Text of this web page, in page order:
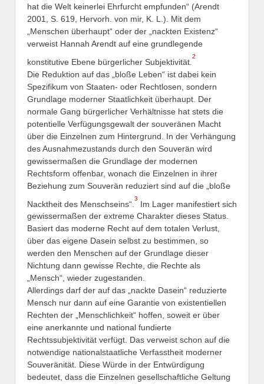
hat die Welt keinerlei Ehrfurcht empfunden“ (Arendt
2001, S. 619, Hervorh. von mir, K. L.). Mit dem
„Menschen überhaupt“ oder der „nackten Existenz“
verweist Hannah Arendt auf eine grundlegende
konstitutive Ebene bürgerlicher Subjektivität.
2
Die Reduktion auf das „bloße Leben“ ist dabei kein
Spezifikum von Staaten- oder Rechtlosen, sondern
Grundlage moderner Staatlichkeit überhaupt. Der
normale Gang bürgerlicher Verhältnisse hat stets die
potentielle Verfügungsgewalt der souveränen Macht
über die Einzelnen zum Hintergrund. In der Verhängung
des Ausnahmezustands durch den Souverän wird
gewissermaßen die Grundlage der modernen
Rechtsform offenbar, wonach die Einzelnen in ihrer
Beziehung zum Souverän reduziert sind auf die „bloße
Nacktheit des Menschseins“.
3
Im Lager manifestiert sich
gewissermaßen der extreme Charakter dieses Status.
Basiert das moderne Recht auf dem totalen Verlust,
über das eigene Dasein selbst zu bestimmen, so
werden den Menschen auf der Grundlage dieser
Nichtung dann gewisse Rechte, die Rechte als
„Mensch“, wieder zugestanden.
Allerdings darf der auf das „nackte Dasein“ reduzierte
Mensch nur dann auf eine Garantie von existentiellen
Rechten der „Menschlichkeit“ hoffen, soweit er über
eine anerkannte und national fundierte
Rechtssubjektivität verfügt. Das verweist schon auf die
notwendige nationalstaatliche Verfasstheit moderner
Souveränität. Diese Würde in der Entwürdigung
bedeutet, dass die Einzelnen gesellschaftliche Geltung